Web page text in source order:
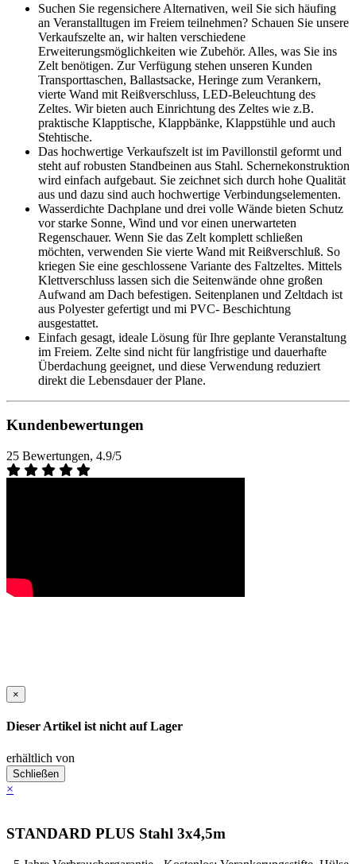
Suchen Sie regensichere Alternativen, weil Sie sich häufing
an Veranstalltugen im Freiem teilnehmen? Schauen Sie unsere
Verkaufszelte an, wir halten verschiedene
Erweiterungsmöglichkeiten wie Zubehör. Alles, was Sie ins
Zelt benötigen. Zur Verfügung stehen unseren Kunden
Transporttaschen, Ballastsacke, Heringe zum Verankern,
vierte Wand mit Reißverschluss, LED-Beleuchtung des
Zeltes. Wir bieten auch Einrichtung des Zeltes wie z.B.
praktische Klapptische, Klappbänke, Klappstühle und auch
Stehtische.
Das hochwertige Verkaufszelt ist im Pavillonstil geformt und
steht auf robusten Standbeinen aus Stahl. Schernekonstruktion
wird einfach aufgebaut. Sie zeichnet sich durch hohe Qualität
aus und dazu sind auch hochwertige Verbindungselementen.
Wasserdichte Dachplane und drei volle Wände bieten Schutz
vor starke Sonne, Wind und vor einen unerwarteten
Regenschauer. Wenn Sie das Zelt komplett schließen
möchten, verwenden Sie vierte Wand mit Reißverschluß. So
kriegen Sie eine geschlossene Variante des Faltzeltes. Mittels
Klettverschluss lassen sich die Seitenwände ohne großen
Aufwand am Dach befestigen. Seitenplanen und Zeltdach ist
aus Polyester gefertigt und mi PVC- Beschichtung
ausgestattet.
Einfach gesagt, ideale Lösung für Ihre geplante Veranstaltung
im Freiem. Zelte sind nicht für langfristige und dauerhafte
Überdachung geeignet, und diese Verwendung reduziert
direkt die Lebensdauer der Plane.
Kundenbewertungen
25 Bewertungen, 4.9/5
×
Dieser Artikel ist nicht auf Lager
erhältlich von
Schließen
×
STANDARD PLUS Stahl 3x4,5m